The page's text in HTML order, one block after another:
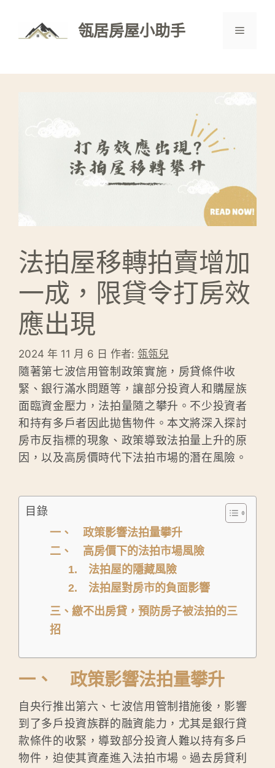
瓴居房屋小助手 選
法拍屋移轉拍賣增加
一成，限貸令打房效
應出現
2024 年 11 月 6 日 作者: 瓴瓴兒
隨著第七波信用管制政策實施，房貸條件收
緊、銀行滿水問題等，讓部分投資人和購屋族
面臨資金壓力，法拍量隨之攀升。不少投資者
和持有多戶者因此拋售物件。本文將深入探討
房市反指標的現象、政策導致法拍量上升的原
因，以及高房價時代下法拍市場的潛在風險。
目錄
一、 政策影響法拍量攀升
二、 高房價下的法拍市場風險
1. 法拍屋的隱藏風險
2. 法拍屋對房市的負面影響
三、繳不出房貸，預防房子被法拍的三
招
一、 政策影響法拍量攀升
自央行推出第六、七波信用管制措施後，影響
到了多戶投資族群的融資能力，尤其是銀行貸
款條件的收緊，導致部分投資人難以持有多戶
物件，迫使其資產進入法拍市場。過去房貸利